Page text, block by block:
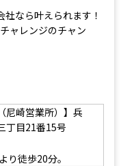
なら叶えられます！
ャレンジのチャン
尼崎営業所）】兵
丁目21番15号
り徒歩20分。